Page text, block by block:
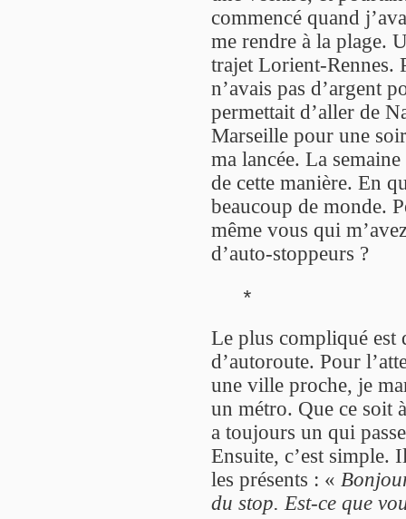
commencé quand
me rendre à la plage.
trajet Lorient-Rennes.
n’avais pas d’argent
permettait d’aller de
Marseille pour une
ma lancée. La
de cette manière. En
beaucoup de monde.
même vous qui
d’auto-stoppeurs ?
*
Le plus compliqué est
d’autoroute. Pour
une ville proche, je
un métro. Que ce soit
a toujours un qui
Ensuite, c’est simple.
les présents : «
du stop. Est-ce que